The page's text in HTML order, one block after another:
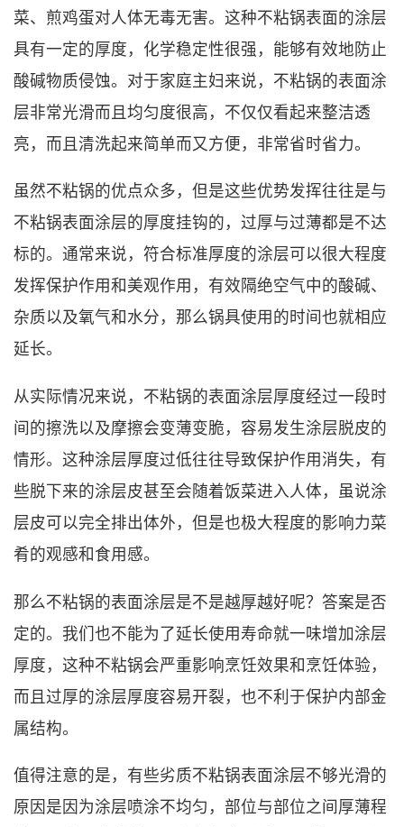
菜、煎鸡蛋对人体无毒无害。这种不粘锅表面的涂层
具有一定的厚度，化学稳定性很强，能够有效地防止
酸碱物质侵蚀。对于家庭主妇来说，不粘锅的表面涂
层非常光滑而且均匀度很高，不仅仅看起来整洁透
亮，而且清洗起来简单而又方便，非常省时省力。
虽然不粘锅的优点众多，但是这些优势发挥往往是与
不粘锅表面涂层的厚度挂钩的，过厚与过薄都是不达
标的。通常来说，符合标准厚度的涂层可以很大程度
发挥保护作用和美观作用，有效隔绝空气中的酸碱、
杂质以及氧气和水分，那么锅具使用的时间也就相应
延长。
从实际情况来说，不粘锅的表面涂层厚度经过一段时
间的擦洗以及摩擦会变薄变脆，容易发生涂层脱皮的
情形。这种涂层厚度过低往往导致保护作用消失，有
些脱下来的涂层皮甚至会随着饭菜进入人体，虽说涂
层皮可以完全排出体外，但是也极大程度的影响力菜
肴的观感和食用感。
那么不粘锅的表面涂层是不是越厚越好呢？答案是否
定的。我们也不能为了延长使用寿命就一味增加涂层
厚度，这种不粘锅会严重影响烹饪效果和烹饪体验，
而且过厚的涂层厚度容易开裂，也不利于保护内部金
属结构。
值得注意的是，有些劣质不粘锅表面涂层不够光滑的
原因是因为涂层喷涂不均匀，部位与部位之间厚薄程